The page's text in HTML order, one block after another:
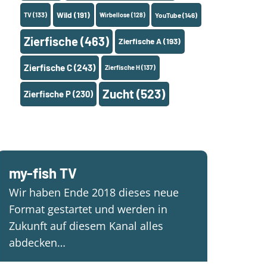
TV(133) Wild (191) Wirbellose(128) YouTube(146)
Zierfische(463) Zierfische A(193)
Zierfische C(243) Zierfische H(137)
Zierfische P(230) Zucht(523)
my-fish TV
Wir haben Ende 2018 dieses neue
Format gestartet und werden in
Zukunft auf diesem Kanal alles
abdecken…